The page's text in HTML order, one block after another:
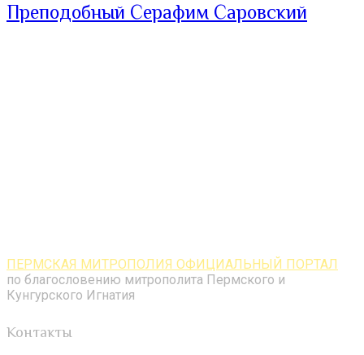
Преподобный Серафим Саровский
ПЕРМСКАЯ МИТРОПОЛИЯ ОФИЦИАЛЬНЫЙ ПОРТАЛ
по благословению митрополита Пермского и
Кунгурского Игнатия
Контакты